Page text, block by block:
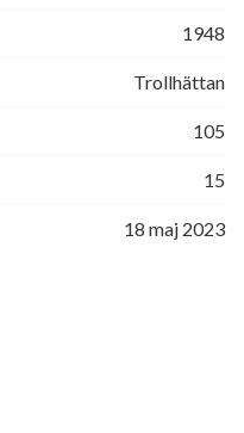
1948
Trollhättan
105
15
18 maj 2023